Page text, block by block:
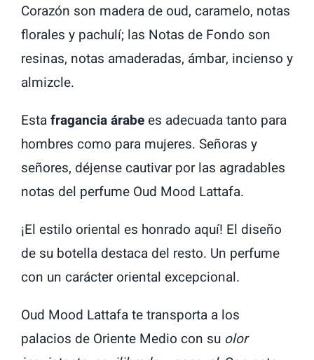
Corazón son madera de oud, caramelo, notas
florales y pachulí; las Notas de Fondo son
resinas, notas amaderadas, ámbar, incienso y
almizcle.
Estafragancia árabees adecuada tanto para
hombres como para mujeres. Señoras y
señores, déjense cautivar por las agradables
notas del perfume Oud Mood Lattafa.
¡El estilo oriental es honrado aquí! El diseño
de su botella destaca del resto. Un perfume
con un carácter oriental excepcional.
Oud Mood Lattafa te transporta a los
palacios de Oriente Medio con su olor